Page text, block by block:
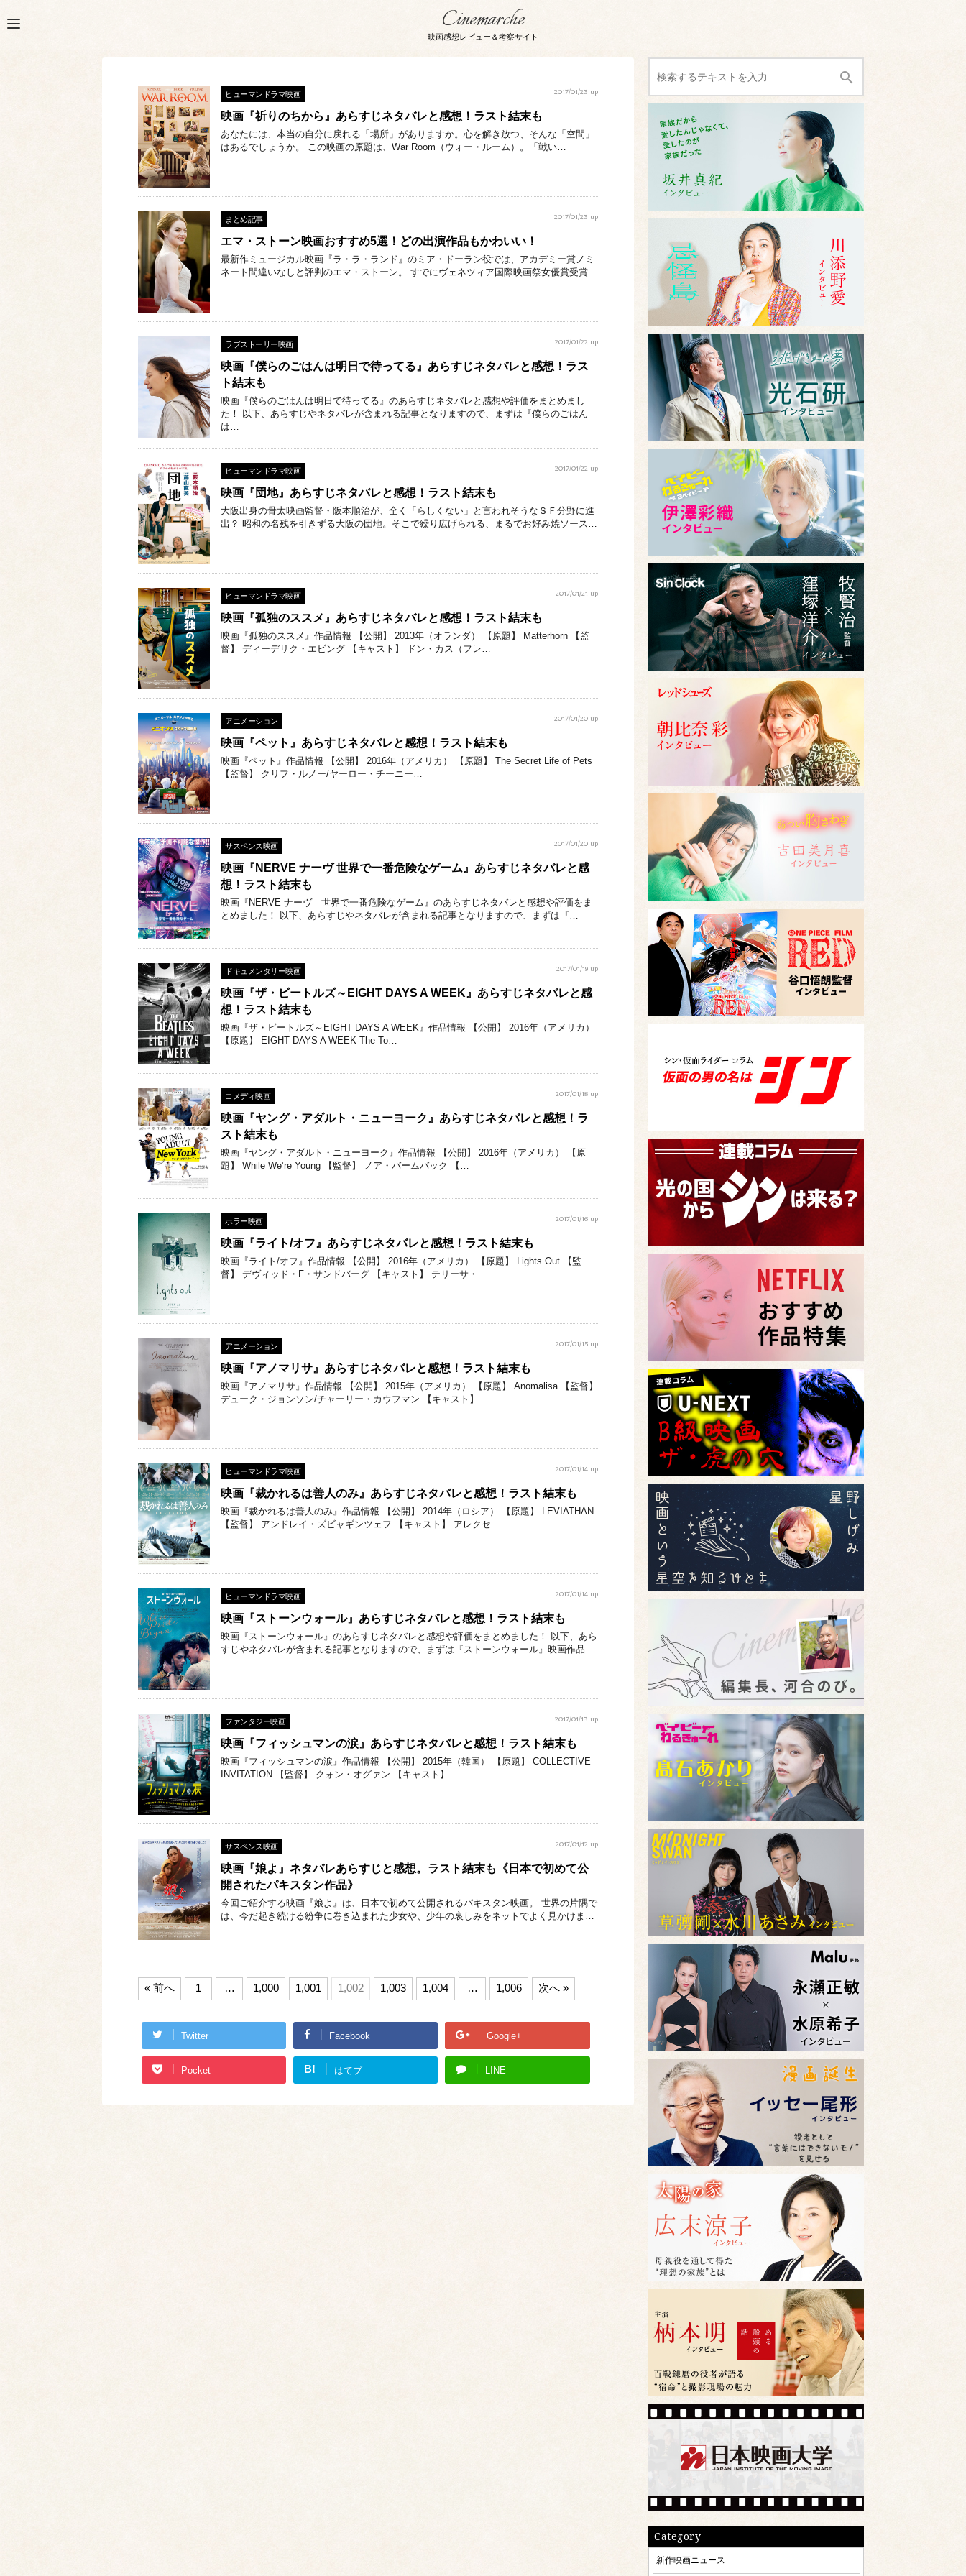
Cinemarche
映画感想レビュー＆考察サイト
ヒューマンドラマ映画 2017/01/23 up
映画『祈りのちから』あらすじネタバレと感想！ラスト結末も
あなたには、本当の自分に戻れる「場所」がありますか。心を解き放つ、そんな「空間」
はあるでしょうか。 この映画の原題は、War Room（ウォー・ルーム）。「戦い…
まとめ記事 2017/01/23 up
エマ・ストーン映画おすすめ5選！どの出演作品もかわいい！
最新作ミュージカル映画『ラ・ラ・ランド』のミア・ドーラン役では、アカデミー賞ノミ
ネート間違いなしと評判のエマ・ストーン。 すでにヴェネツィア国際映画祭女優賞受賞…
ラブストーリー映画 2017/01/22 up
映画『僕らのごはんは明日で待ってる』あらすじネタバレと感想！ラス
ト結末も
映画『僕らのごはんは明日で待ってる』のあらすじネタバレと感想や評価をまとめまし
た！ 以下、あらすじやネタバレが含まれる記事となりますので、まずは『僕らのごはん
は…
ヒューマンドラマ映画 2017/01/22 up
映画『団地』あらすじネタバレと感想！ラスト結末も
大阪出身の骨太映画監督・阪本順治が、全く「らしくない」と言われそうなＳＦ分野に進
出？ 昭和の名残を引きずる大阪の団地。そこで繰り広げられる、まるでお好み焼ソース…
ヒューマンドラマ映画 2017/01/21 up
映画『孤独のススメ』あらすじネタバレと感想！ラスト結末も
映画『孤独のススメ』作品情報 【公開】 2013年（オランダ） 【原題】 Matterhorn 【監
督】 ディーデリク・エビング 【キャスト】 ドン・カス（フレ…
アニメーション 2017/01/20 up
映画『ペット』あらすじネタバレと感想！ラスト結末も
映画『ペット』作品情報 【公開】 2016年（アメリカ） 【原題】 The Secret Life of Pets
【監督】 クリフ・ルノー/ヤーロー・チーニー…
サスペンス映画 2017/01/20 up
映画『NERVE ナーヴ 世界で一番危険なゲーム』あらすじネタバレと感
想！ラスト結末も
映画『NERVE ナーヴ 世界で一番危険なゲーム』のあらすじネタバレと感想や評価をま
とめました！ 以下、あらすじやネタバレが含まれる記事となりますので、まずは『…
ドキュメンタリー映画 2017/01/19 up
映画『ザ・ビートルズ～EIGHT DAYS A WEEK』あらすじネタバレと感
想！ラスト結末も
映画『ザ・ビートルズ～EIGHT DAYS A WEEK』作品情報 【公開】 2016年（アメリカ）
【原題】 EIGHT DAYS A WEEK-The To…
コメディ映画 2017/01/18 up
映画『ヤング・アダルト・ニューヨーク』あらすじネタバレと感想！ラ
スト結末も
映画『ヤング・アダルト・ニューヨーク』作品情報 【公開】 2016年（アメリカ） 【原
題】 While We’re Young 【監督】 ノア・バームバック 【…
ホラー映画 2017/01/16 up
映画『ライト/オフ』あらすじネタバレと感想！ラスト結末も
映画『ライト/オフ』作品情報 【公開】 2016年（アメリカ） 【原題】 Lights Out 【監
督】 デヴィッド・F・サンドバーグ 【キャスト】 テリーサ・…
アニメーション 2017/01/15 up
映画『アノマリサ』あらすじネタバレと感想！ラスト結末も
映画『アノマリサ』作品情報 【公開】 2015年（アメリカ） 【原題】 Anomalisa 【監督】
デューク・ジョンソン/チャーリー・カウフマン 【キャスト】…
ヒューマンドラマ映画 2017/01/14 up
映画『裁かれるは善人のみ』あらすじネタバレと感想！ラスト結末も
映画『裁かれるは善人のみ』作品情報 【公開】 2014年（ロシア） 【原題】 LEVIATHAN
【監督】 アンドレイ・ズビャギンツェフ 【キャスト】 アレクセ…
ヒューマンドラマ映画 2017/01/14 up
映画『ストーンウォール』あらすじネタバレと感想！ラスト結末も
映画『ストーンウォール』のあらすじネタバレと感想や評価をまとめました！ 以下、あら
すじやネタバレが含まれる記事となりますので、まずは『ストーンウォール』映画作品…
ファンタジー映画 2017/01/13 up
映画『フィッシュマンの涙』あらすじネタバレと感想！ラスト結末も
映画『フィッシュマンの涙』作品情報 【公開】 2015年（韓国） 【原題】 COLLECTIVE
INVITATION 【監督】 クォン・オグァン 【キャスト】…
サスペンス映画 2017/01/12 up
映画『娘よ』ネタバレあらすじと感想。ラスト結末も《日本で初めて公
開されたパキスタン作品》
今回ご紹介する映画『娘よ』は、日本で初めて公開されるパキスタン映画。 世界の片隅で
は、今だ起き続ける紛争に巻き込まれた少女や、少年の哀しみをネットでよく見かけま…
« 前へ 1 … 1,000 1,001 1,002 1,003 1,004 … 1,006 次へ »
Twitter Facebook Google+
Pocket B! はてブ LINE
Category
新作映画ニュース